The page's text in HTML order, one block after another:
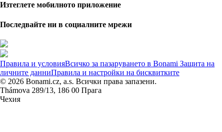
Изтеглете мобилното приложение
Последвайте ни в социалните мрежи
Правила и условияВсичко за пазаруването в Bonami Защита на
личните данниПравила и настройки на бисквитките
© 2026 Bonami.cz, a.s. Всички права запазени.
Thámova 289/13, 186 00 Прага
Чехия